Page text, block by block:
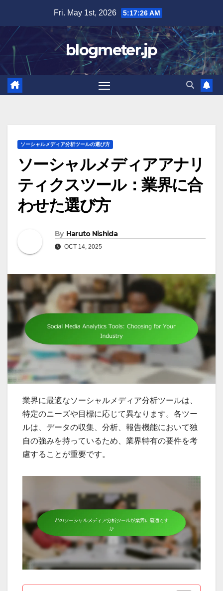
content
Fri. May 1st, 2026 5:17:27 AM
blogmeter.jp
ソーシャルメディア分析ツールの選び方
ソーシャルメディアアナリ
ティクスツール：業界に合
わせた選び方
By Haruto Nishida
OCT 14, 2025
業界に最適なソーシャルメディア分析ツールは、
特定のニーズや目標に応じて異なります。各ツー
ルは、データの収集、分析、報告機能において独
自の強みを持っているため、業界特有の要件を考
慮することが重要です。